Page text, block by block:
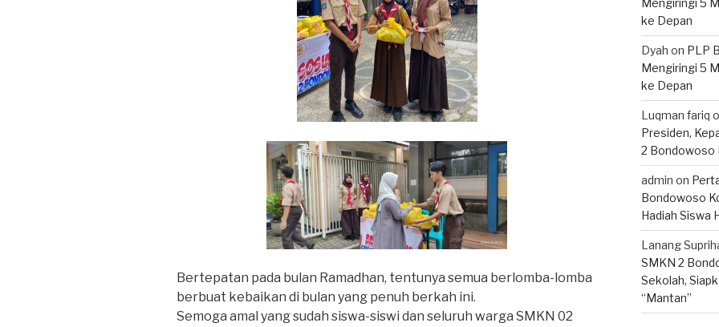
Bertepatan pada bulan Ramadhan, tentunya semua berlomba-lomba
berbuat kebaikan di bulan yang penuh berkah ini.
Semoga amal yang sudah siswa-siswi dan seluruh warga SMKN 02
Mengiringi 5
ke Depan
Dyah on PLP
Mengiringi 5
ke Depan
Luqman fariq
Presiden,
2 Bondowoso
admin on
Bondowoso
Hadiah Siswa
Lanang
SMKN 2
Sekolah,
“Mantan”